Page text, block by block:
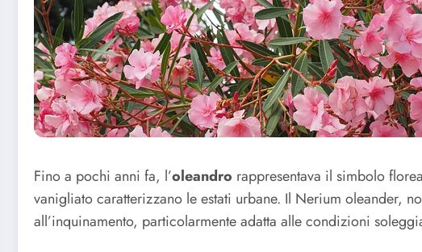
Fino a pochi anni fa, l’oleandro rappresentava il simbolo
vanigliato caratterizzano le estati urbane. Il Nerium oleander,
all’inquinamento, particolarmente adatta alle condizioni